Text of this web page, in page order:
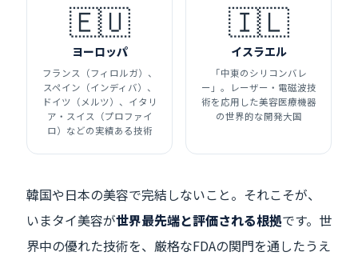
🇪🇺
ヨーロッパ
フランス（フィロルガ）、
スペイン（インディバ）、
ドイツ（メルツ）、イタリ
ア・スイス（プロファイ
ロ）などの実績ある技術
🇮🇱
イスラエル
「中東のシリコンバレ
ー」。レーザー・電磁波技
術を応用した美容医療機器
の世界的な開発大国
韓国や日本の美容で完結しないこと。それこそが、
いまタイ美容が世界最先端と評価される根拠です。世
界中の優れた技術を、厳格なFDAの関門を通したうえ